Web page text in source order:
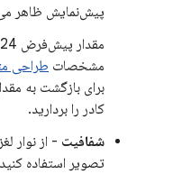
پیش‌نمایش ظاهر
مشخصات طراحی
برای بازگشت به
کادر را بردارید.
شفافیت - از نوار
تصویر استفاده